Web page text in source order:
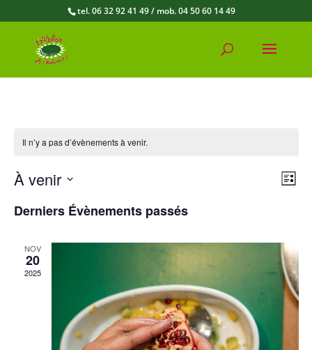
tel. 06 32 92 41 49 / mob. 04 50 60 14 49
Il n’y a pas d’évènements à venir.
Liste
À venir
une
Derniers Évènements passés
NOV
20
2025